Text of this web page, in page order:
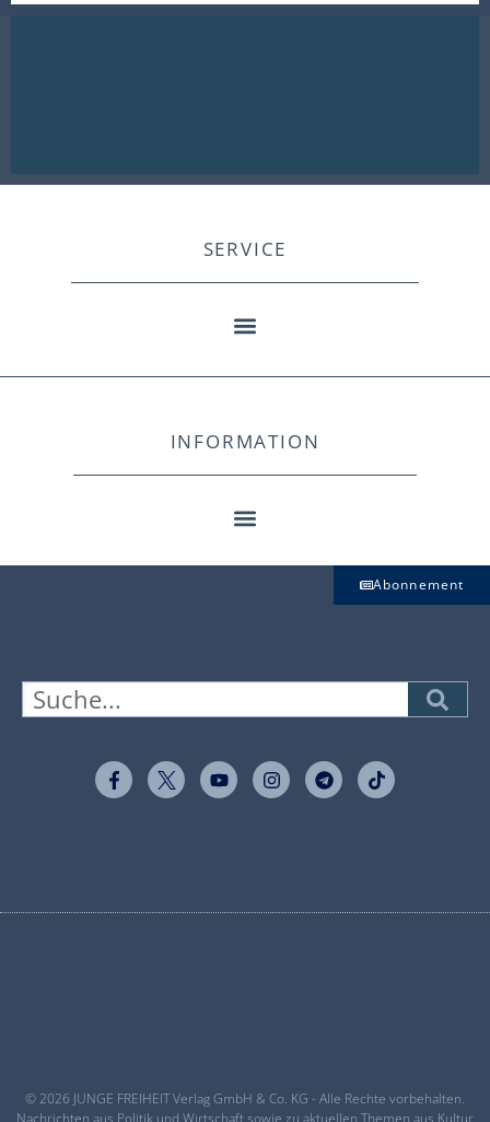
SERVICE
INFORMATION
Abonnement
© 2026 JUNGE FREIHEIT Verlag GmbH & Co. KG - Alle Rechte vorbehalten.
Nachrichten aus Politik und Wirtschaft sowie zu aktuellen Themen aus Kultur